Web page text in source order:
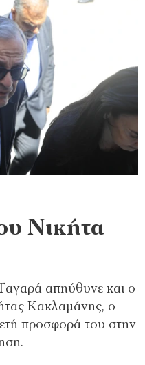
Νικήτα
απηύθυνε και ο
Κακλαμάνης, ο
προσφορά του στην